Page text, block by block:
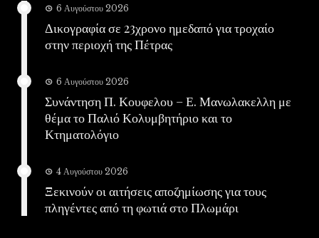
6 Αυγούστου 2026
Δικογραφία σε 23χρονο ημεδαπό για τροχαίο
στην περιοχή της Πέτρας
6 Αυγούστου 2026
Συνάντηση Π. Κουφελου – Ε. Μανωλακελλη με
θέμα το Παλιό Κολυμβητήριο και το
Κτηματολόγιο
4 Αυγούστου 2026
Ξεκινούν οι αιτήσεις αποζημίωσης για τους
πληγέντες από τη φωτιά στο Πλωμάρι